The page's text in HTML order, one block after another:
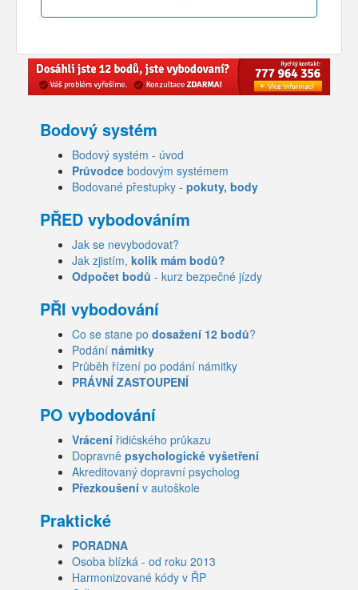
Bodový systém
Bodový systém - úvod
Průvodce bodovým systémem
Bodované přestupky - pokuty, body
PŘED vybodováním
Jak se nevybodovat?
Jak zjistím, kolik mám bodů?
Odpočet bodů - kurz bezpečné jízdy
PŘI vybodování
Co se stane po dosažení 12 bodů?
Podání námitky
Průběh řízení po podání námitky
PRÁVNÍ ZASTOUPENÍ
PO vybodování
Vrácení řidičského průkazu
Dopravně psychologické vyšetření
Akreditovaný dopravní psycholog
Přezkoušení v autoškole
Praktické
PORADNA
Osoba blízká - od roku 2013
Harmonizované kódy v ŘP